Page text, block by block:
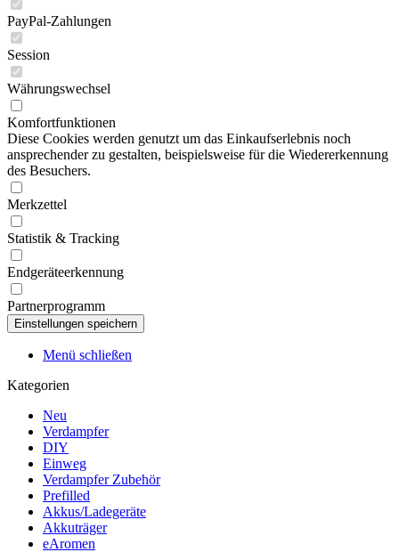
PayPal-Zahlungen
Session
Währungswechsel
Komfortfunktionen
Diese Cookies werden genutzt um das Einkaufserlebnis noch
ansprechender zu gestalten, beispielsweise für die Wiedererkennung
des Besuchers.
Merkzettel
Statistik & Tracking
Endgeräteerkennung
Partnerprogramm
Menü schließen
Kategorien
Neu
Verdampfer
DIY
Einweg
Verdampfer Zubehör
Prefilled
Akkus/Ladegeräte
Akkuträger
eAromen